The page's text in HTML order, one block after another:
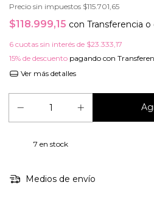
Precio sin impuestos $115.701,65
$118.999,15 con Transferencia
6 cuotas sin interés de $23.333,17
15% de descuento pagando con
Ver más detalles
7 en stock
Medios de envío